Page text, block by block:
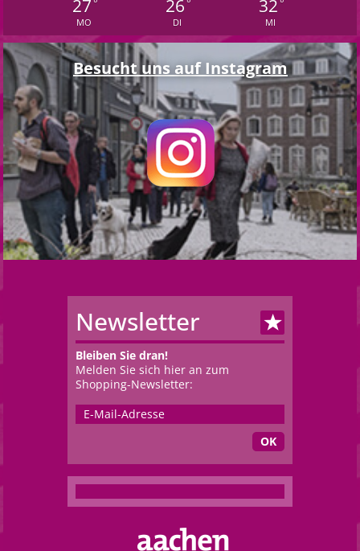
27°
MO
26°
DI
32°
MI
Besucht uns auf Instagram
Newsletter
Bleiben Sie dran!
Melden Sie sich hier an zum
Shopping-Newsletter:
OK